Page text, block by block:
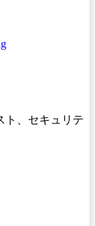
ト、セキュリテ